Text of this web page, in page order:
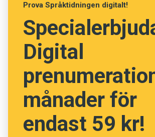
för att inte missa något. När
denna och all annan inkommande
försvinner ovidkommande tal,
prioriterade talet tack vare
gallringsprocess blir tydligt.
signalstyrka.
Prova Språktidningen digitalt!
Digital
månader för
endast 59 kr!